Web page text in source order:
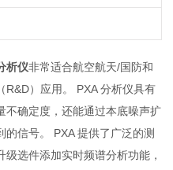
析仪非常适合航空航天/国防和
）应用。 PXA 分析仪具有
不确定度，还能通过本底噪声扩
信号。 PXA 提供了广泛的测
选件添加实时频谱分析功能，